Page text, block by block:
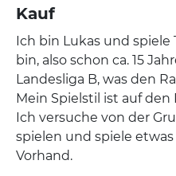
Kauf
Ich bin Lukas und spiele
bin, also schon ca. 15
Landesliga B, was den
Mein Spielstil ist auf
Ich versuche von der
spielen und spiele
Vorhand.